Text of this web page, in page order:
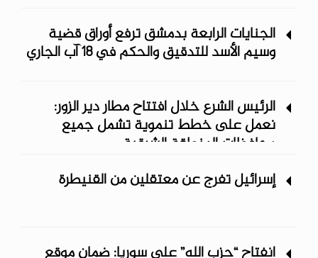
الجنايات الرابعة بدمشق ترفع أوراق قضية
وسيم الأسد للتدقيق والحكم في 18 آب الجاري
الرئيس الشرع خلال افتتاح مطار دير الزور:
نعمل على خطط تنموية تشمل جميع
محافظات المنطقة الشرقية
إسرائيل تفرج عن معتقلين من القنيطرة